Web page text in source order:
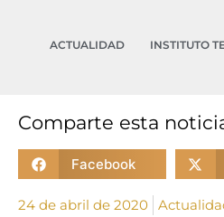
ACTUALIDAD INSTITUTO
Comparte esta
Facebook
24 de abril de 2020